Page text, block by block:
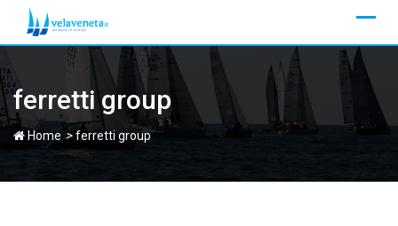
ferretti group
Home >ferretti group